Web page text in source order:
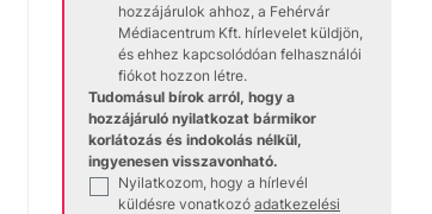
hozzájárulok ahhoz, a Fehérvár
Médiacentrum Kft. hírlevelet küldjön,
és ehhez kapcsolódóan felhasználói
fiókot hozzon létre.
Tudomásul bírok arról, hogy a
hozzájáruló nyilatkozat bármikor
korlátozás és indokolás nélkül,
ingyenesen visszavonható.
✓
Nyilatkozom, hogy a hírlevél
küldésre vonatkozó adatkezelési